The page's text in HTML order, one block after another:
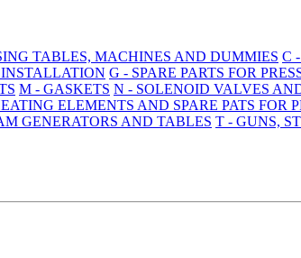
TABLES, MACHINES AND DUMMIES C
INSTALLATION G - SPARE PARTS FOR
M - GASKETS N - SOLENOID VALVES
ELEMENTS AND SPARE PATS FOR
GENERATORS AND TABLES T - GUNS,